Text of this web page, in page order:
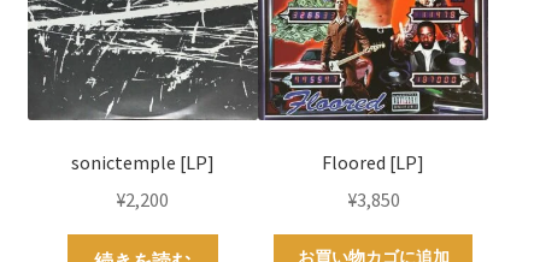
sonictemple [LP]
¥2,200
Floored [LP]
¥3,850
お買い物カゴに追加